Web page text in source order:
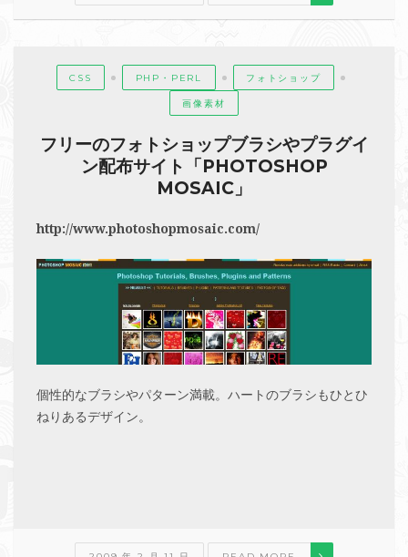
CSS PHP・PERL フォトショップ
画像素材
フリーのフォトショップブラシやプラグイ
ン配布サイト「PHOTOSHOP
MOSAIC」
http://www.photoshopmosaic.com/
個性的なブラシやパターン満載。ハートのブラシもひとひ
ねりあるデザイン。